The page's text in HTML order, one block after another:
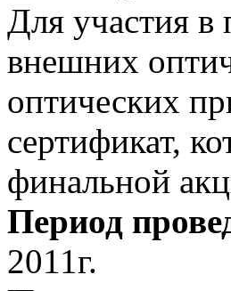
Для участия в
внешних
оптических
сертификат,
финальной
Период
2011г.